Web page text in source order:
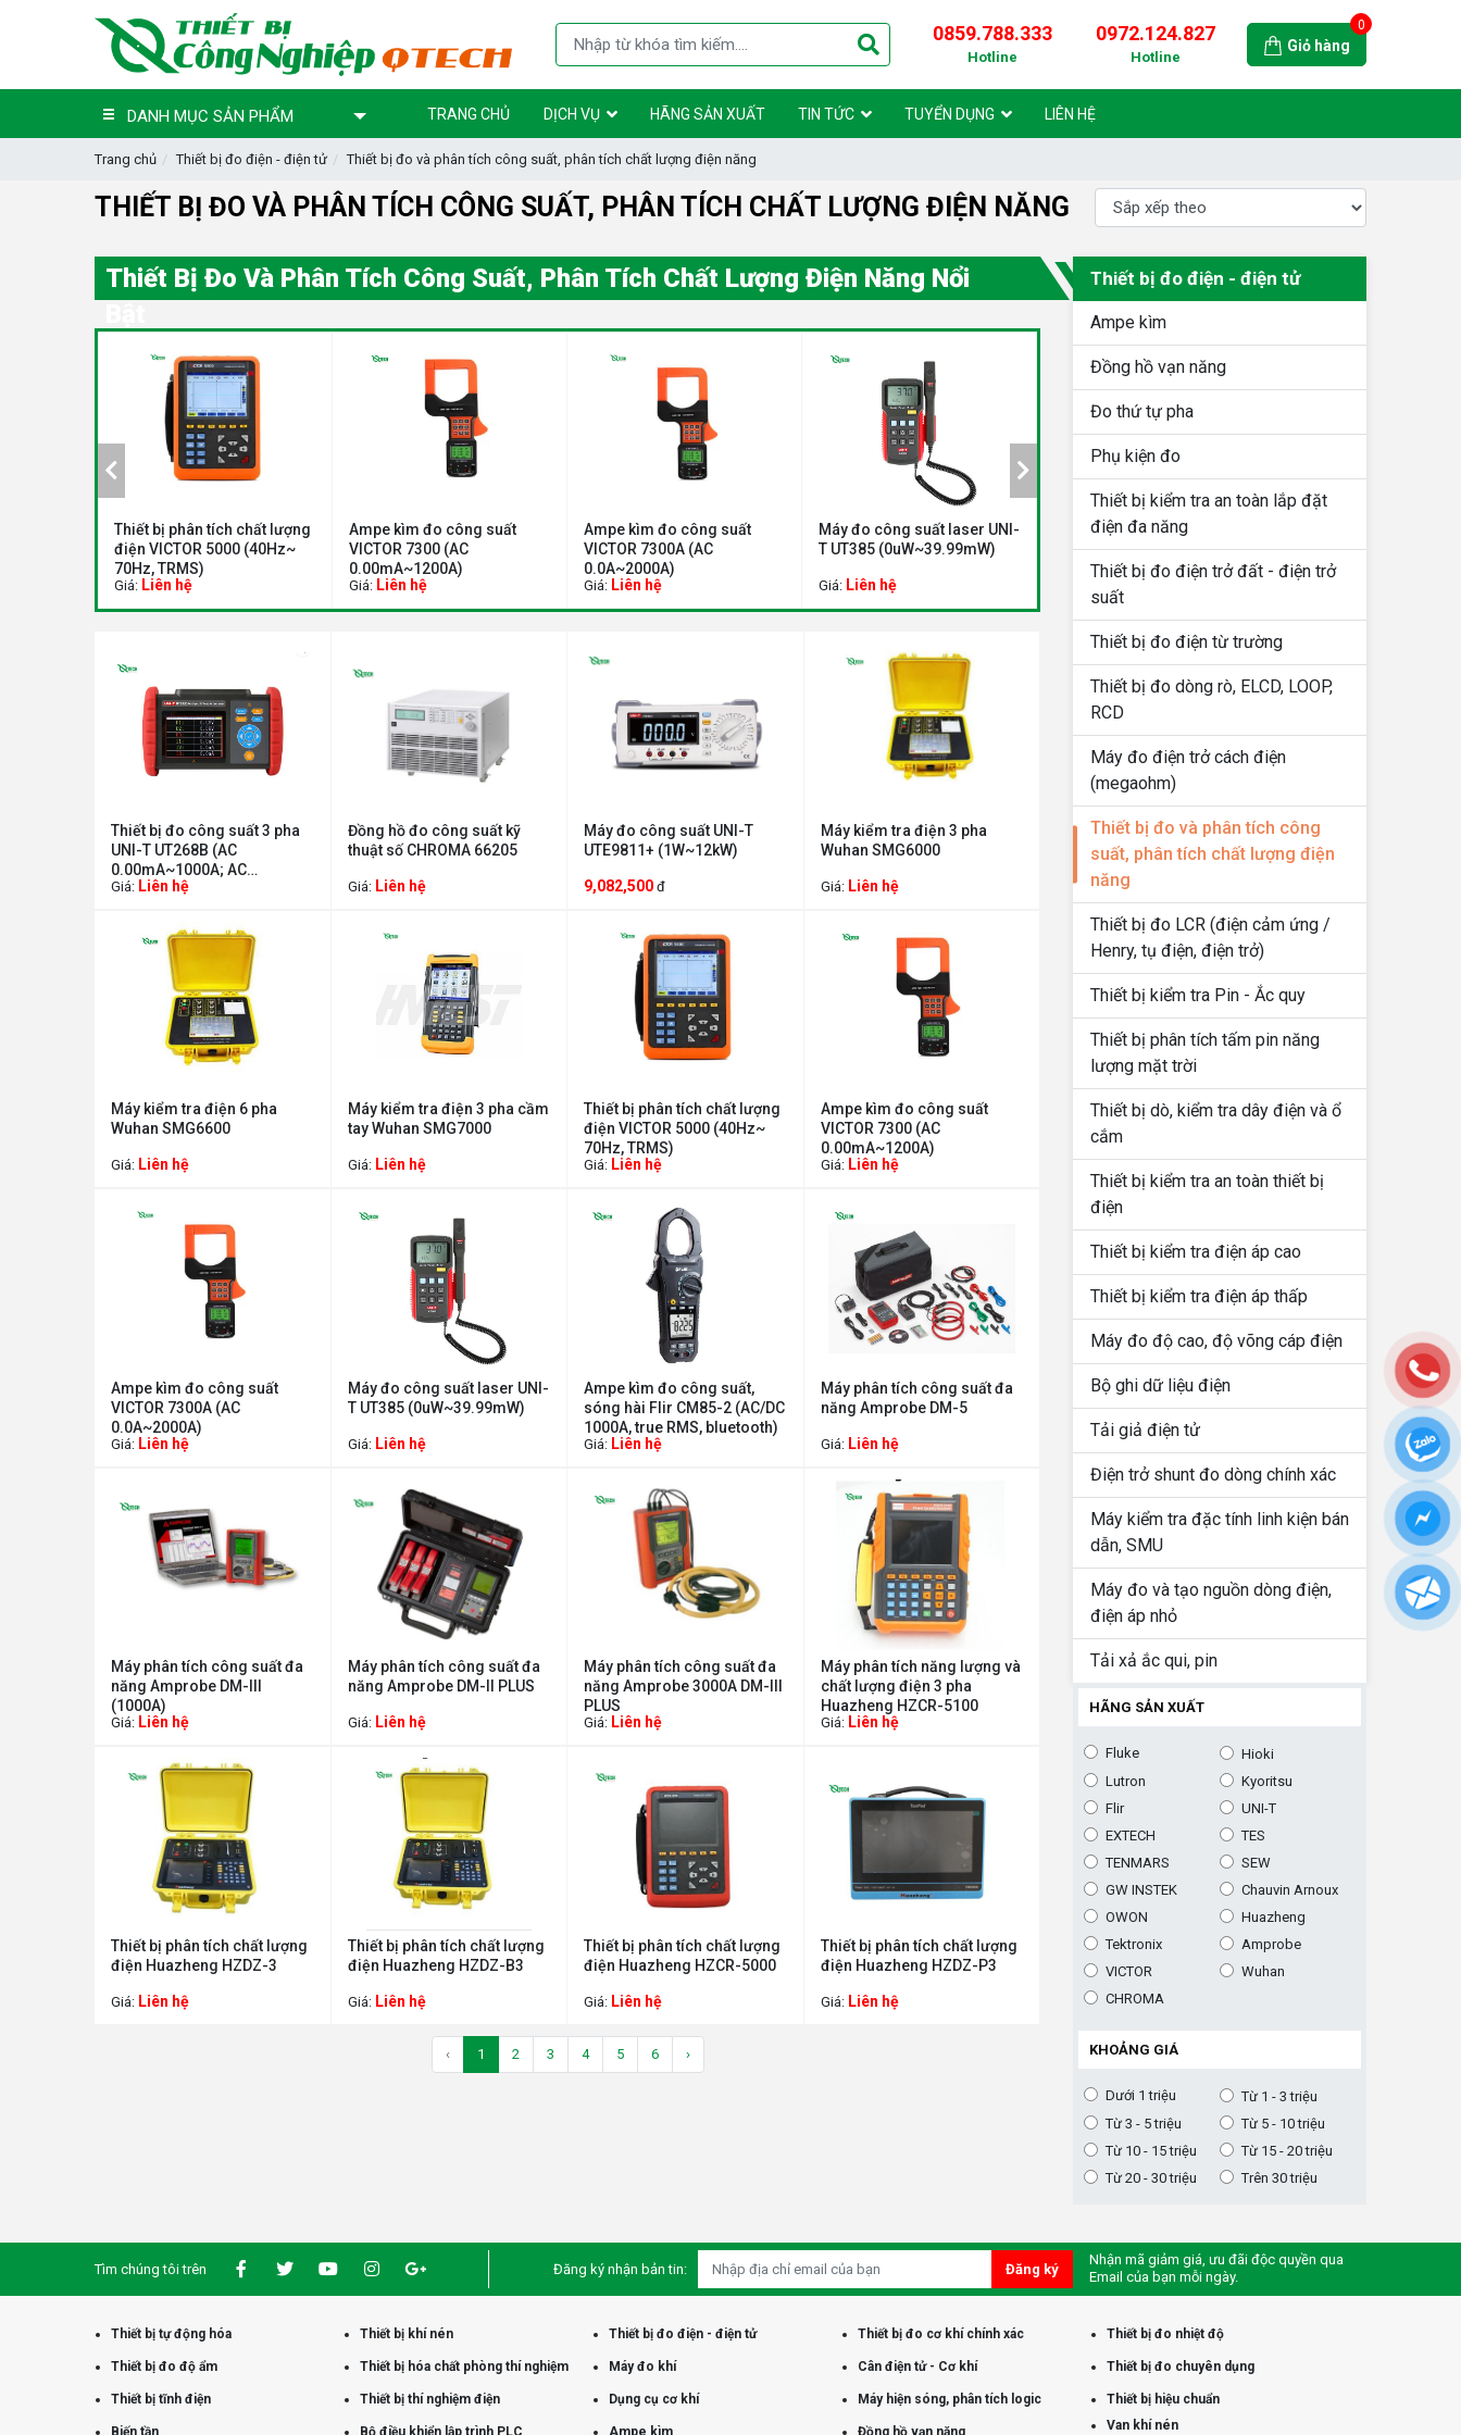
0859.788.333
Hotline
0972.124.827
Hotline
0
Giỏ hàng
DANH MỤC SẢN PHẨM TRANG CHỦ DỊCH VỤ HÃNG SẢN XUẤT TIN TỨC TUYỂN DỤNG LIÊN HỆ
Trang chủ Thiết bị đo điện - điện tử Thiết bị đo và phân tích công suất, phân tích chất lượng điện năng
THIẾT BỊ ĐO VÀ PHÂN TÍCH CÔNG SUẤT, PHÂN TÍCH CHẤT LƯỢNG ĐIỆN NĂNG
Thiết Bị Đo Và Phân Tích Công Suất, Phân Tích Chất Lượng Điện Năng Nổi
Thiết bị phân tích chất lượng
điện VICTOR 5000 (40Hz~
70Hz, TRMS)
Giá: Liên hệ
Ampe kìm đo công suất
VICTOR 7300 (AC
0.00mA~1200A)
Giá: Liên hệ
Ampe kìm đo công suất
VICTOR 7300A (AC
0.0A~2000A)
Giá: Liên hệ
Máy đo công suất laser UNI-
T UT385 (0uW~39.99mW)
Giá: Liên hệ
Ampe kìm đo công suất,
sóng hài Flir CM85-2 (AC/DC
1000A, true RMS, bluetooth)
Liên hệ
năng Amprobe DM-5
Giá:
Thiết bị đo công suất 3 pha
UNI-T UT268B (AC
0.00mA~1000A; AC
0.00V~600V)
Giá: Liên hệ
Đồng hồ đo công suất kỹ
thuật số CHROMA 66205
Giá: Liên hệ
Máy đo công suất UNI-T
UTE9811+ (1W~12kW)
9,082,500 đ
Máy kiểm tra điện 3 pha
Wuhan SMG6000
Giá: Liên hệ
Máy kiểm tra điện 6 pha
Wuhan SMG6600
Giá: Liên hệ
Máy kiểm tra điện 3 pha cầm
tay Wuhan SMG7000
Giá: Liên hệ
Thiết bị phân tích chất lượng
điện VICTOR 5000 (40Hz~
70Hz, TRMS)
Giá: Liên hệ
Ampe kìm đo công suất
VICTOR 7300 (AC
0.00mA~1200A)
Giá: Liên hệ
Ampe kìm đo công suất
VICTOR 7300A (AC
0.0A~2000A)
Giá: Liên hệ
Máy đo công suất laser UNI-
T UT385 (0uW~39.99mW)
Giá: Liên hệ
Ampe kìm đo công suất,
sóng hài Flir CM85-2 (AC/DC
1000A, true RMS, bluetooth)
Giá: Liên hệ
Máy phân tích công suất đa
năng Amprobe DM-5
Giá: Liên hệ
Máy phân tích công suất đa
năng Amprobe DM-III
(1000A)
Giá: Liên hệ
Máy phân tích công suất đa
năng Amprobe DM-II PLUS
Giá: Liên hệ
Máy phân tích công suất đa
năng Amprobe 3000A DM-III
PLUS
Giá: Liên hệ
Máy phân tích năng lượng và
chất lượng điện 3 pha
Huazheng HZCR-5100
Giá: Liên hệ
Thiết bị phân tích chất lượng
điện Huazheng HZDZ-3
Giá: Liên hệ
Thiết bị phân tích chất lượng
điện Huazheng HZDZ-B3
Giá: Liên hệ
Thiết bị phân tích chất lượng
điện Huazheng HZCR-5000
Giá: Liên hệ
Thiết bị phân tích chất lượng
điện Huazheng HZDZ-P3
Giá: Liên hệ
‹ 1 2 3 4 5 6 ›
Thiết bị đo điện - điện tử
Ampe kìm
Đồng hồ vạn năng
Đo thứ tự pha
Phụ kiện đo
Thiết bị kiểm tra an toàn lắp đặt
điện đa năng
Thiết bị đo điện trở đất - điện trở
suất
Thiết bị đo điện từ trường
Thiết bị đo dòng rò, ELCD, LOOP,
RCD
Máy đo điện trở cách điện
(megaohm)
Thiết bị đo và phân tích công
suất, phân tích chất lượng điện
năng
Thiết bị đo LCR (điện cảm ứng /
Henry, tụ điện, điện trở)
Thiết bị kiểm tra Pin - Ắc quy
Thiết bị phân tích tấm pin năng
lượng mặt trời
Thiết bị dò, kiểm tra dây điện và ổ
cắm
Thiết bị kiểm tra an toàn thiết bị
điện
Thiết bị kiểm tra điện áp cao
Thiết bị kiểm tra điện áp thấp
Máy đo độ cao, độ võng cáp điện
Bộ ghi dữ liệu điện
Tải giả điện tử
Điện trở shunt đo dòng chính xác
Máy kiểm tra đặc tính linh kiện bán
dẫn, SMU
Máy đo và tạo nguồn dòng điện,
điện áp nhỏ
Tải xả ắc qui, pin
HÃNG SẢN XUẤT
Fluke
Hioki
Lutron
Kyoritsu
Flir
UNI-T
EXTECH
TES
TENMARS
SEW
GW INSTEK
Chauvin Arnoux
OWON
Huazheng
Tektronix
Amprobe
VICTOR
Wuhan
CHROMA
KHOẢNG GIÁ
Dưới 1 triệu
Từ 1 - 3 triệu
Từ 3 - 5 triệu
Từ 5 - 10 triệu
Từ 10 - 15 triệu
Từ 15 - 20 triệu
Từ 20 - 30 triệu
Trên 30 triệu
Tìm chúng tôi trên Đăng ký nhận bản tin: Đăng ký
Nhận mã giảm giá, ưu đãi độc quyền qua
Email của bạn mỗi ngày.
Thiết bị tự động hóa Thiết bị khí nén Thiết bị đo điện - điện tử Thiết bị đo cơ khí chính xác Thiết bị đo nhiệt độ
Thiết bị đo độ ẩm Thiết bị hóa chất phòng thí nghiệm Máy đo khí Cân điện tử - Cơ khí Thiết bị đo chuyên dụng
Thiết bị tĩnh điện Thiết bị thí nghiệm điện Dụng cụ cơ khí Máy hiện sóng, phân tích logic Thiết bị hiệu chuẩn
Biến tần Bộ điều khiển lập trình PLC Ampe kìm Đồng hồ vạn năng Van khí nén